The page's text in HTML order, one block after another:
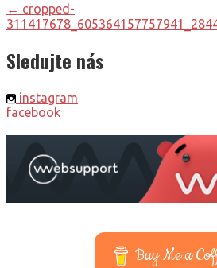
← cropped-
Sledujte nás
instagram
facebook
Buy Me a